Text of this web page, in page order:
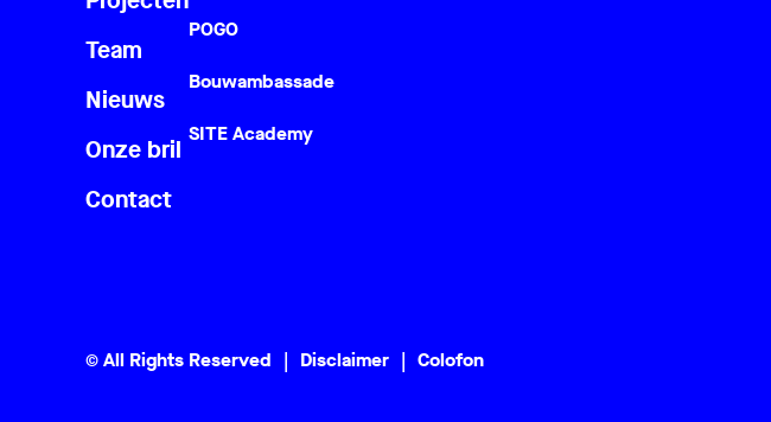
Team
Nieuws
Onze bril
Contact
POGO
Bouwambassade
SITE Academy
© All Rights Reserved Disclaimer Colofon